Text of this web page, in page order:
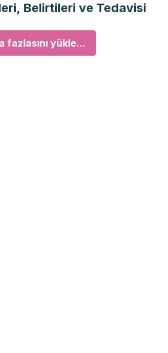
Belirtileri ve Tedavisi
fazlasını yükle...